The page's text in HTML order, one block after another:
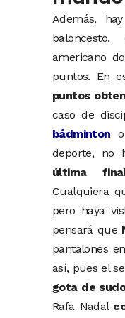
Además,
americano
puntos. En
puntos
caso de
bádminton
deporte, no
última
Cualquiera
pero haya
pensará que
pantalones
así, pues el
gota de
Rafa Nadal